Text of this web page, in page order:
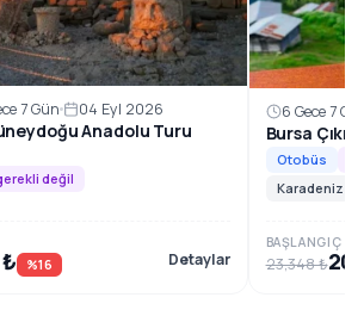
7 Gün 04 Eyl 2026
Anadolu Turu
değil
%16 Detaylar
6 Gece 7
Bursa
Otobüs
Karadeniz
BAŞLANGIÇ
23,348 ₺